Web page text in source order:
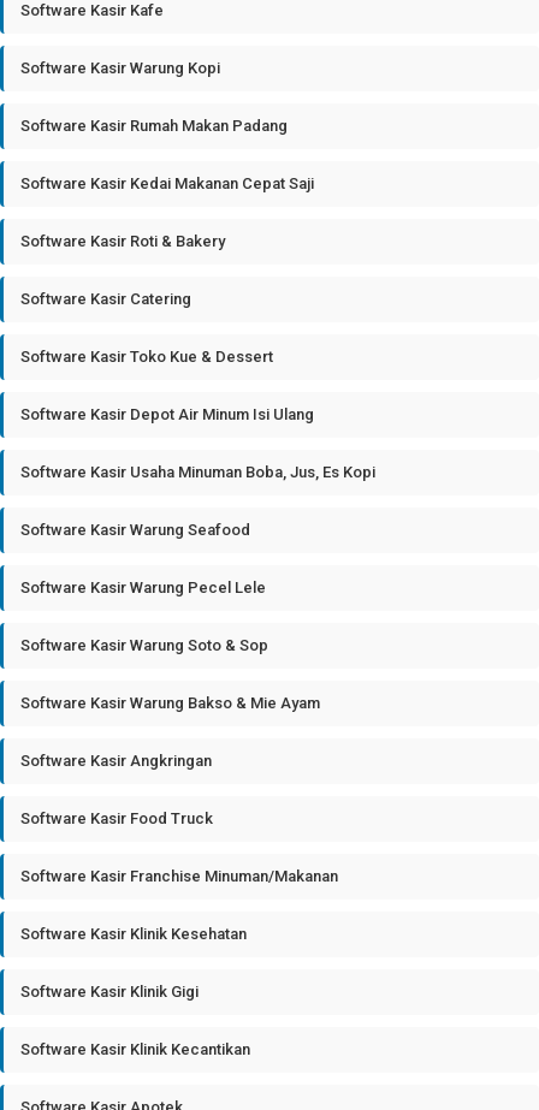
Software Kasir Kafe
Software Kasir Warung Kopi
Software Kasir Rumah Makan Padang
Software Kasir Kedai Makanan Cepat Saji
Software Kasir Roti & Bakery
Software Kasir Catering
Software Kasir Toko Kue & Dessert
Software Kasir Depot Air Minum Isi Ulang
Software Kasir Usaha Minuman Boba, Jus, Es Kopi
Software Kasir Warung Seafood
Software Kasir Warung Pecel Lele
Software Kasir Warung Soto & Sop
Software Kasir Warung Bakso & Mie Ayam
Software Kasir Angkringan
Software Kasir Food Truck
Software Kasir Franchise Minuman/Makanan
Software Kasir Klinik Kesehatan
Software Kasir Klinik Gigi
Software Kasir Klinik Kecantikan